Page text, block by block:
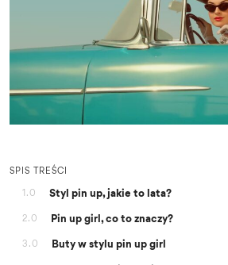
SPIS TREŚCI
1.0
Styl pin up, jakie to lata?
2.0 Pin up girl, co to znaczy?
3.0 Buty w stylu pin up girl